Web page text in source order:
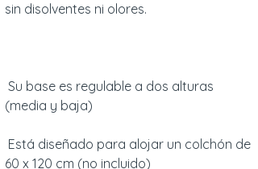
sin disolventes ni olores.
Su base es regulable a dos alturas
(media y baja)
Está diseñado para alojar un colchón de
60 x 120 cm (no incluido)